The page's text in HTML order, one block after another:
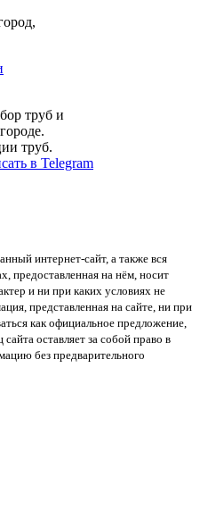
труб и
труб.
интернет-сайт, а также вся
предоставленная на нём, носит
и ни при каких условиях не
представленная на сайте, ни при
как официальное предложение,
оставляет за собой право в
без предварительного